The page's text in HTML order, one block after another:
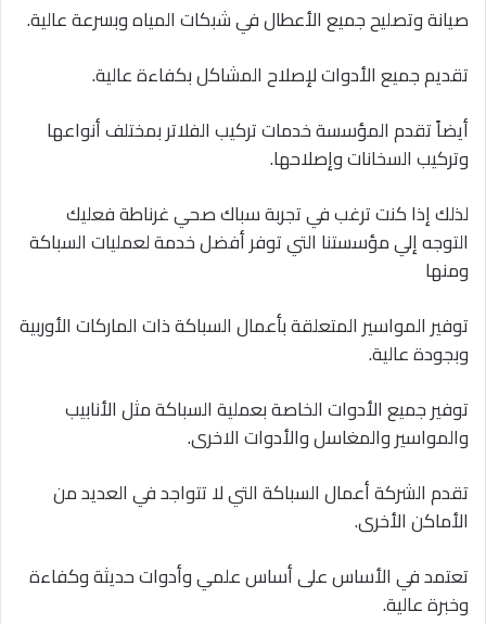
صيانة وتصليح جميع الأعطال في شبكات المياه وبسرعة عالية.
تقديم جميع الأدوات لإصلاح المشاكل بكفاءة عالية.
أيضاً تقدم المؤسسة خدمات تركيب الفلاتر بمختلف أنواعها
وتركيب السخانات وإصلاحها.
لذلك إذا كنت ترغب في تجربة سباك صحي غرناطة فعليك
التوجه إلي مؤسستنا التي توفر أفضل خدمة لعمليات السباكة
ومنها
توفير المواسير المتعلقة بأعمال السباكة ذات الماركات الأوربية
وبجودة عالية.
توفير جميع الأدوات الخاصة بعملية السباكة مثل الأنابيب
والمواسير والمغاسل والأدوات الاخرى.
تقدم الشركة أعمال السباكة التي لا تتواجد في العديد من
الأماكن الأخرى.
تعتمد في الأساس على أساس علمي وأدوات حديثة وكفاءة
وخبرة عالية.